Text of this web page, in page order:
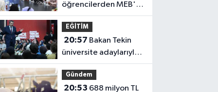
öğrencilerden MEB'e
ziyaret
EĞİTİM
20:57
üniversite adaylarıyla
tecrübe paylaştı
Gündem
20:53